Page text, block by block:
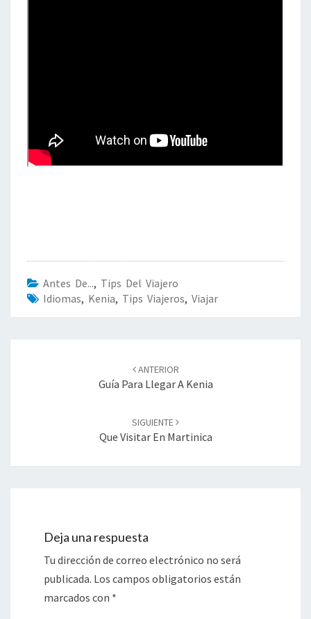
Antes De..., Tips Del Viajero
Idiomas, Kenia, Tips Viajeros, Viajar
ANTERIOR
Guía Para Llegar A Kenia
SIGUIENTE
Que Visitar En Martinica
Deja una respuesta
Tu dirección de correo electrónico no será
publicada. Los campos obligatorios están
marcados con *